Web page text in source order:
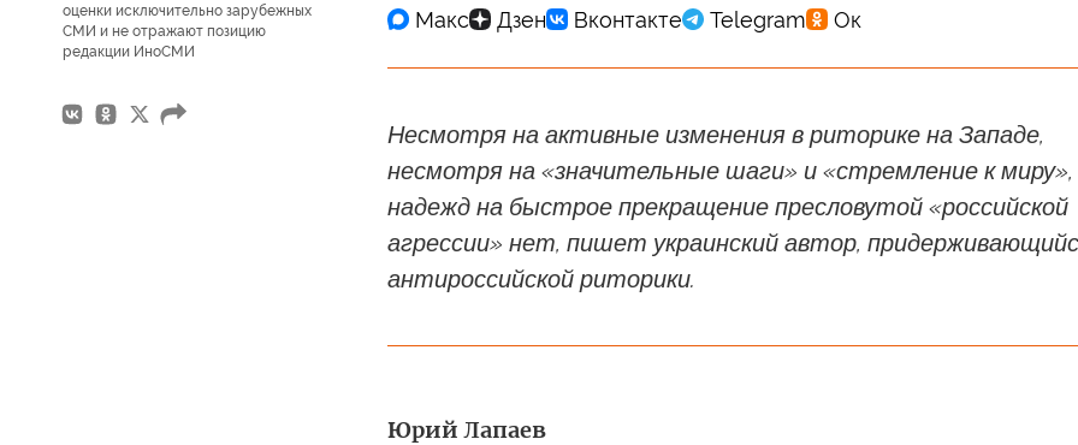
оценки исключительно зарубежных
СМИ и не отражают позицию
редакции ИноСМИ
Несмотря на активные изменения в риторике на Западе,
несмотря на «значительные шаги» и «стремление к миру»,
надежд на быстрое прекращение пресловутой «российской
агрессии» нет, пишет украинский автор,
антироссийской риторики.
Юрий Лапаев